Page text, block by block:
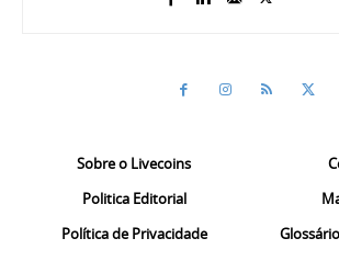
Sobre o Livecoins
Politica Editorial
Política de Privacidade